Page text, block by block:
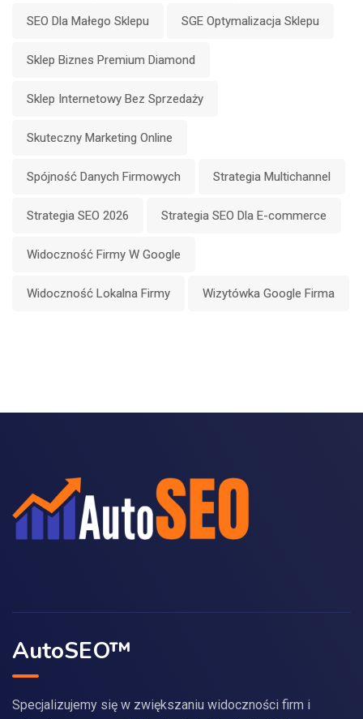
SEO Dla Małego Sklepu SGE Optymalizacja Sklepu
Sklep Biznes Premium Diamond
Sklep Internetowy Bez Sprzedaży
Skuteczny Marketing Online
Spójność Danych Firmowych Strategia Multichannel
Strategia SEO 2026 Strategia SEO Dla E-commerce
Widoczność Firmy W Google
Widoczność Lokalna Firmy Wizytówka Google Firma
AutoSEO™
Specjalizujemy się w zwiększaniu widoczności firm i